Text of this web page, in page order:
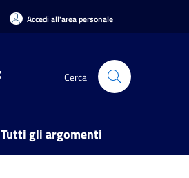
Accedi all'area personale
Cerca
Tutti gli argomenti